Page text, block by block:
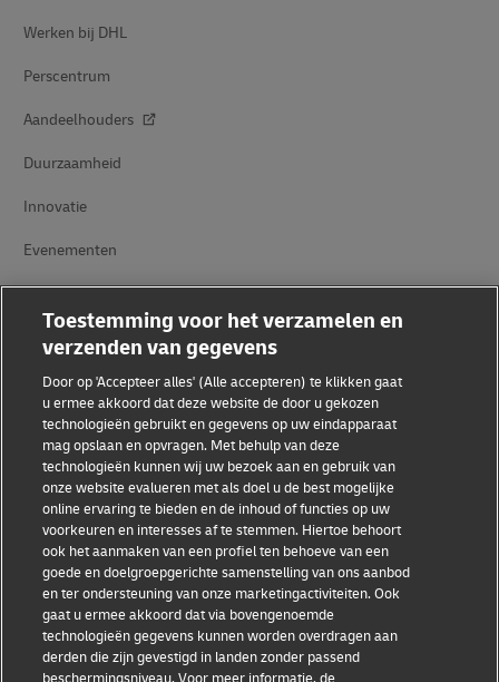
Werken bij DHL
Perscentrum
Aandeelhouders
Duurzaamheid
Innovatie
Evenementen
Samenwerkingsverbanden tussen merken
Fraudebewustzijn
Juridische kennisgeving
Gebruiksvoorwaarden
Privacyverklaring
Toegankelijkheid
Toestemming voor het verzamelen en
verzenden van gegevens
Door op 'Accepteer alles' (Alle accepteren) te klikken gaat
u ermee akkoord dat deze website de door u gekozen
technologieën gebruikt en gegevens op uw eindapparaat
mag opslaan en opvragen. Met behulp van deze
technologieën kunnen wij uw bezoek aan en gebruik van
onze website evalueren met als doel u de best mogelijke
online ervaring te bieden en de inhoud of functies op uw
voorkeuren en interesses af te stemmen. Hiertoe behoort
ook het aanmaken van een profiel ten behoeve van een
goede en doelgroepgerichte samenstelling van ons aanbod
en ter ondersteuning van onze marketingactiviteiten. Ook
gaat u ermee akkoord dat via bovengenoemde
technologieën gegevens kunnen worden overdragen aan
derden die zijn gevestigd in landen zonder passend